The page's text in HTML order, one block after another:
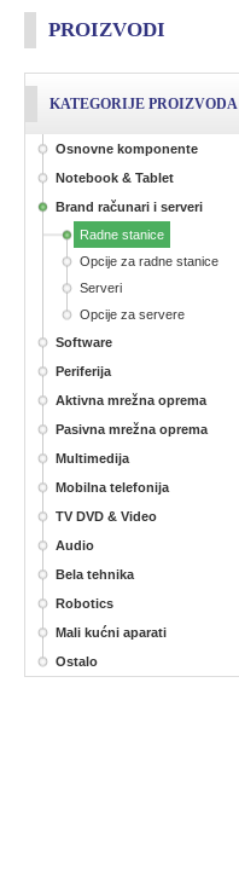
PROIZVODI
KATEGORIJE PROIZVODA
Osnovne komponente
Notebook & Tablet
Brand računari i serveri
Radne stanice
Opcije za radne stanice
Serveri
Opcije za servere
Software
Periferija
Aktivna mrežna oprema
Pasivna mrežna oprema
Multimedija
Mobilna telefonija
TV DVD & Video
Audio
Bela tehnika
Robotics
Mali kućni aparati
Ostalo